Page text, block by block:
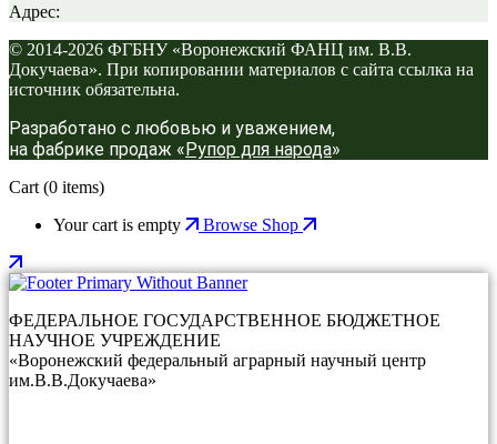
Адрес:
© 2014-2026 ФГБНУ «Воронежский ФАНЦ им. В.В.
Докучаева». При копировании материалов с сайта ссылка на
источник обязательна.
Разработано с любовью и уважением,
на фабрике продаж «Рупор для народа»
Cart (0 items)
Your cart is empty
Browse Shop
ФЕДЕРАЛЬНОЕ ГОСУДАРСТВЕННОЕ БЮДЖЕТНОЕ
НАУЧНОЕ УЧРЕЖДЕНИЕ
«Воронежский федеральный аграрный научный центр
им.В.В.Докучаева»